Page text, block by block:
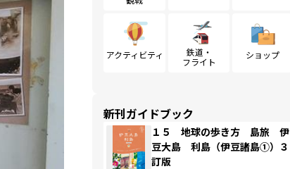
アクティビティ
鉄道・
フライト
ショップ
新刊ガイドブック
１５ 地球の歩き方 島旅 伊
豆大島 利島（伊豆諸島①）３
訂版